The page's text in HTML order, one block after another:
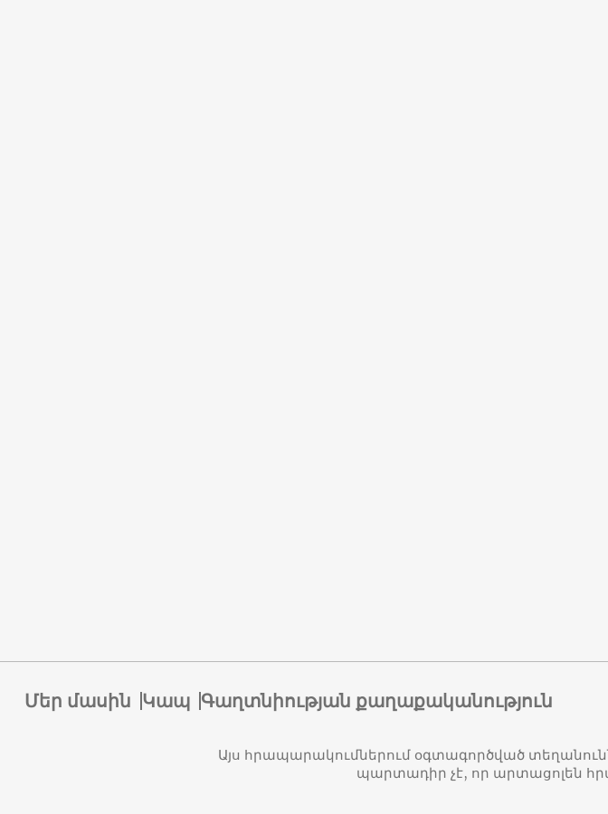
Մեր մասին Կապ Գաղտնիության քաղաքականություն
Այս հրապարակումներում օգտագործված
պարտադիր չէ, որ արտացոլեն